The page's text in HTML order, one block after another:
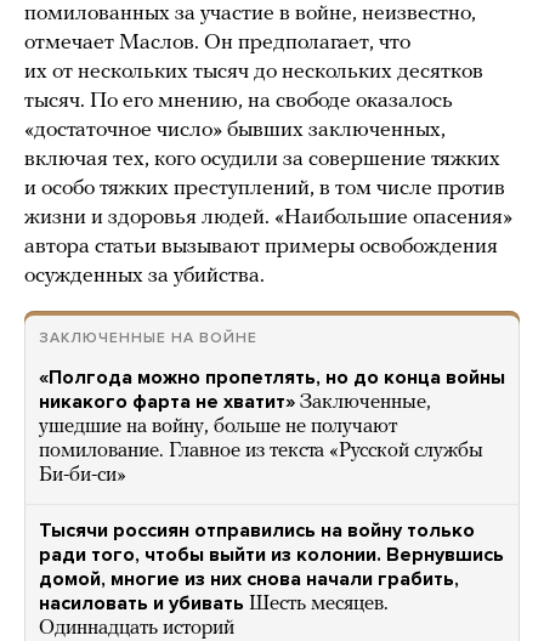
помилованных за участие в войне, неизвестно,
отмечает Маслов. Он предполагает, что
их от нескольких тысяч до нескольких десятков
тысяч. По его мнению, на свободе оказалось
«достаточное число» бывших заключенных,
включая тех, кого осудили за совершение тяжких
и особо тяжких преступлений, в том числе против
жизни и здоровья людей. «Наибольшие опасения»
автора статьи вызывают примеры освобождения
осужденных за убийства.
ЗАКЛЮЧЕННЫЕ НА ВОЙНЕ
«Полгода можно пропетлять, но до конца войны
никакого фарта не хватит» Заключенные,
ушедшие на войну, больше не получают
помилование. Главное из текста «Русской службы
Би-би-си»
Тысячи россиян отправились на войну только
ради того, чтобы выйти из колонии. Вернувшись
домой, многие из них снова начали грабить,
насиловать и убивать Шесть месяцев.
Одиннадцать историй